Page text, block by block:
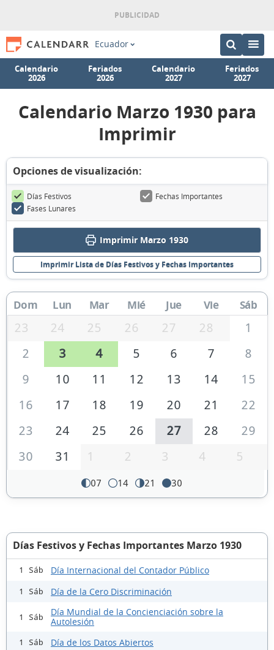
Ecuador
Calendario
2026
Feriados
2026
Calendario
2027
Feriados
2027
Calendario Marzo 1930 para
Imprimir
Opciones de visualización:
Días Festivos
Fechas Importantes
Fases Lunares
Imprimir Marzo 1930
Imprimir Lista de Días Festivos y Fechas Importantes
Dom Lun Mar Mié Jue Vie Sáb
23 24 25 26 27 28
1
2
3 4 5 6 7
8
9
10 11 12 13 14
15
16
17 18 19 20 21
22
23
24 25 26 27 28
29
30
31 1 2 3 4 5
07 14 21 30
Días Festivos y Fechas Importantes Marzo 1930
1 Sáb Día Internacional del Contador Público
1 Sáb Día de la Cero Discriminación
1 Sáb
Día Mundial de la Concienciación sobre la
Autolesión
1 Sáb Día de los Datos Abiertos